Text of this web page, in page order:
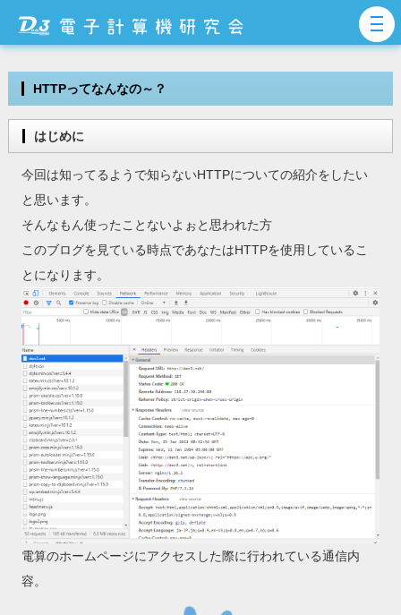
HTTPってなんなの～？
はじめに
今回は知ってるようで知らないHTTPについての紹介をしたい
と思います。
そんなもん使ったことないよぉと思われた方
このブログを見ている時点であなたはHTTPを使用しているこ
とになります。
電算のホームページにアクセスした際に行われている通信内
容。